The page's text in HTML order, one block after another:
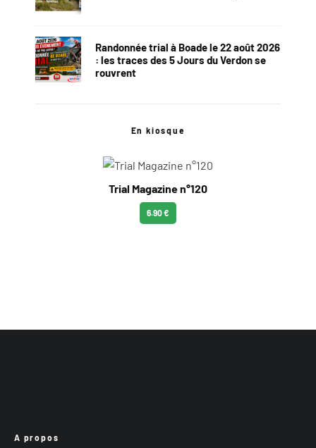
Randonnée trial à Boade le 22 août 2026
: les traces des 5 Jours du Verdon se
rouvrent
En kiosque
Trial Magazine n°120
6.90 €
A propos